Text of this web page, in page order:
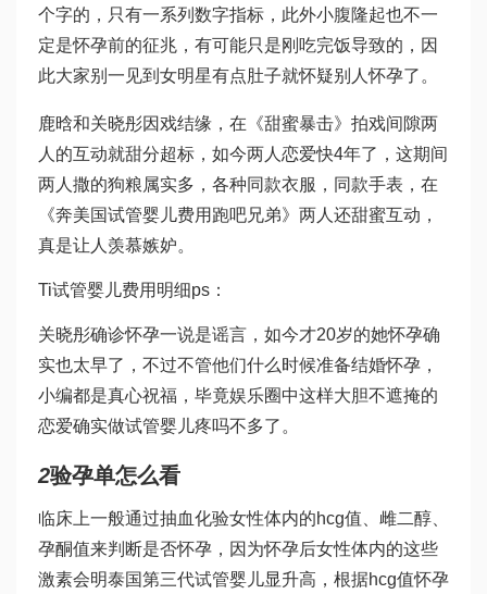
个字的，只有一系列数字指标，此外小腹隆起也不一
定是怀孕前的征兆，有可能只是刚吃完饭导致的，因
此大家别一见到女明星有点肚子就怀疑别人怀孕了。
鹿晗和关晓彤因戏结缘，在《甜蜜暴击》拍戏间隙两
人的互动就甜分超标，如今两人恋爱快4年了，这期间
两人撒的狗粮属实多，各种同款衣服，同款手表，在
《奔美国试管婴儿费用 跑吧兄弟》两人还甜蜜互动，
真是让人羡慕嫉妒。
Ti试管婴儿费用明细ps：
关晓彤确诊怀孕一说是谣言，如今才20岁的她怀孕确
实也太早了，不过不管他们什么时候准备结婚怀孕，
小编都是真心祝福，毕竟娱乐圈中这样大胆不遮掩的
恋爱确实做试管婴儿疼吗不多了。
2验孕单怎么看
临床上一般通过抽血化验女性体内的hcg值、雌二醇、
孕酮值来判断是否怀孕，因为怀孕后女性体内的这些
激素会明泰国第三代试管婴儿显升高，根据hcg值怀孕